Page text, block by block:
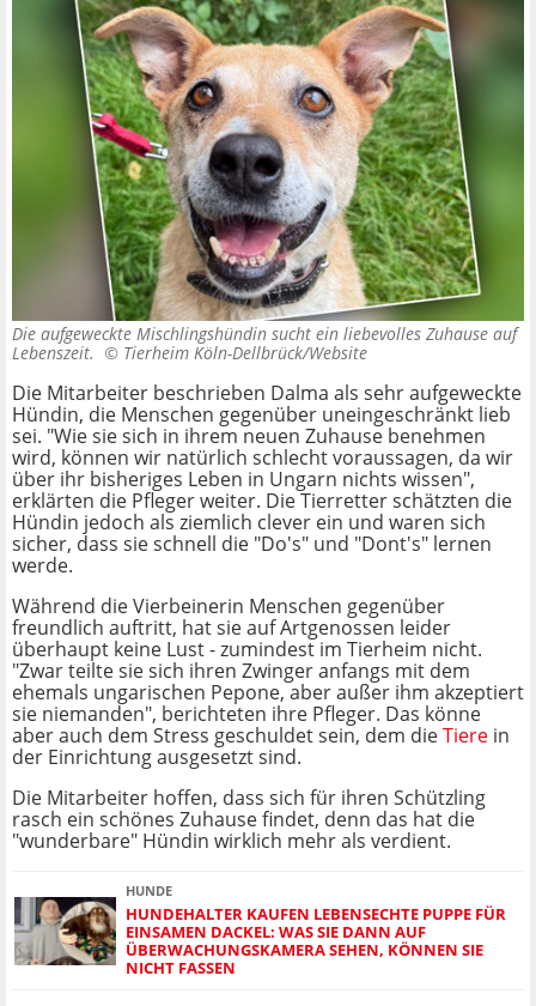
Die aufgeweckte Mischlingshündin sucht ein liebevolles Zuhause auf
Lebenszeit. © Tierheim Köln-Dellbrück/Website
Die Mitarbeiter beschrieben Dalma als sehr aufgeweckte
Hündin, die Menschen gegenüber uneingeschränkt lieb
sei. "Wie sie sich in ihrem neuen Zuhause benehmen
wird, können wir natürlich schlecht voraussagen, da wir
über ihr bisheriges Leben in Ungarn nichts wissen",
erklärten die Pfleger weiter. Die Tierretter schätzten die
Hündin jedoch als ziemlich clever ein und waren sich
sicher, dass sie schnell die "Do's" und "Dont's" lernen
werde.
Während die Vierbeinerin Menschen gegenüber
freundlich auftritt, hat sie auf Artgenossen leider
überhaupt keine Lust - zumindest im Tierheim nicht.
"Zwar teilte sie sich ihren Zwinger anfangs mit dem
ehemals ungarischen Pepone, aber außer ihm akzeptiert
sie niemanden", berichteten ihre Pfleger. Das könne
aber auch dem Stress geschuldet sein, dem dieTiere in
der Einrichtung ausgesetzt sind.
Die Mitarbeiter hoffen, dass sich für ihren Schützling
rasch ein schönes Zuhause findet, denn das hat die
"wunderbare" Hündin wirklich mehr als verdient.
HUNDE
HUNDEHALTER KAUFEN LEBENSECHTE PUPPE FÜR
EINSAMEN DACKEL: WAS SIE DANN AUF
ÜBERWACHUNGSKAMERA SEHEN, KÖNNEN SIE
NICHT FASSEN